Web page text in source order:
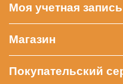
Моя учетная запись
Магазин
Покупательский